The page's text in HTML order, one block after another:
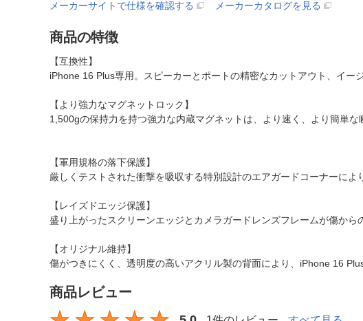
メーカーサイトで仕様を確認する
メーカーカタログを見る
商品の特徴
【互換性】
iPhone 16 Plus専用。スピーカーとポートの精密なカットアウト、イー
【より強力なマグネットロック】
1,500gの保持力を持つ強力な内蔵マグネットは、より速く、より簡単
【軍用規格の落下保護】
厳しくテストされた衝撃を吸収する特別設計のエアガードコーナーによ
【レイズドエッジ保護】
盛り上がったスクリーンエッジとカメラガードレンズフレームが傷から
【オリジナル維持】
傷がつきにくく、透明度の高いアクリル製の背面により、iPhone 16
商品レビュー